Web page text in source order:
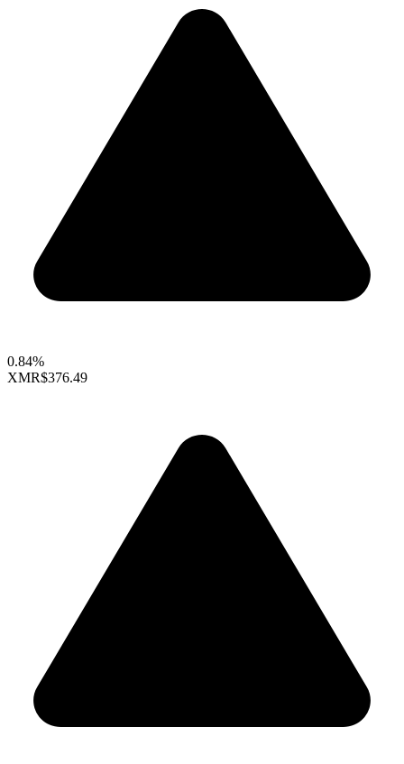
0.84%
XMR$376.49